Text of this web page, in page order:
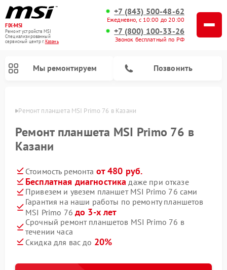
FIX-MSI
Ремонт устройств MSI
Специализированный
cервисный центр г.Казань
+7 (843) 500-48-62
Ежедневно, с 10:00 до 20:00
+7 (800) 100-33-26
Звонок бесплатный по РФ
Мы ремонтируем Позвонить
Ремонт планшета MSI Primo 76 в Казани
Ремонт планшета MSI Primo 76 в
Казани
Стоимость ремонта от 480 руб.
Бесплатная диагностика даже при отказе
Привезем и увезем планшет MSI Primo 76 сами
Гарантия на наши работы по ремонту планшетов
MSI Primo 76 до 3-х лет
Срочный ремонт планшетов MSI Primo 76 в
течении часа
Скидка для вас до 20%